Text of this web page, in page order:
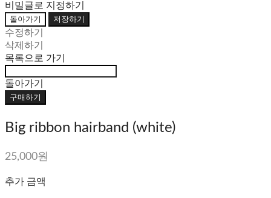
비밀글로 지정하기
돌아가기 저장하기
수정하기
삭제하기
목록으로 가기
돌아가기
구매하기
Big ribbon hairband (white)
25,000원
추가 금액